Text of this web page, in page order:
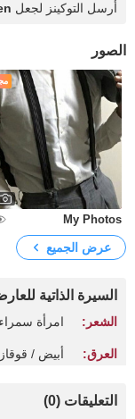
أرسل التوكينز لجعل
الصور
My Photos
عرض الجميع
السيرة الذاتية
الشعر: امرأة سمراء
العرق: أبيض /
التعليقات (0)